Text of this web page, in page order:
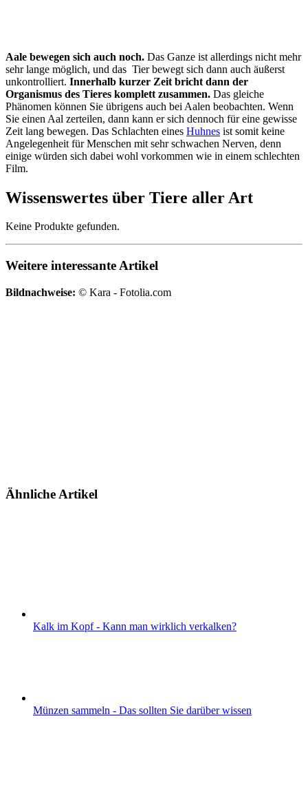
Aale bewegen sich auch noch. Das Ganze ist allerdings nicht mehr
sehr lange möglich, und das Tier bewegt sich dann auch äußerst
unkontrolliert. Innerhalb kurzer Zeit bricht dann der
Organismus des Tieres komplett zusammen. Das gleiche
Phänomen können Sie übrigens auch bei Aalen beobachten. Wenn
Sie einen Aal zerteilen, dann kann er sich dennoch für eine gewisse
Zeit lang bewegen. Das Schlachten eines Huhnes ist somit keine
Angelegenheit für Menschen mit sehr schwachen Nerven, denn
einige würden sich dabei wohl vorkommen wie in einem schlechten
Film.
Wissenswertes über Tiere aller Art
Keine Produkte gefunden.
Weitere interessante Artikel
Bildnachweise: © Kara - Fotolia.com
Ähnliche Artikel
Kalk im Kopf - Kann man wirklich verkalken?
Münzen sammeln - Das sollten Sie darüber wissen